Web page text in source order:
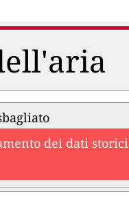
dei dati storici